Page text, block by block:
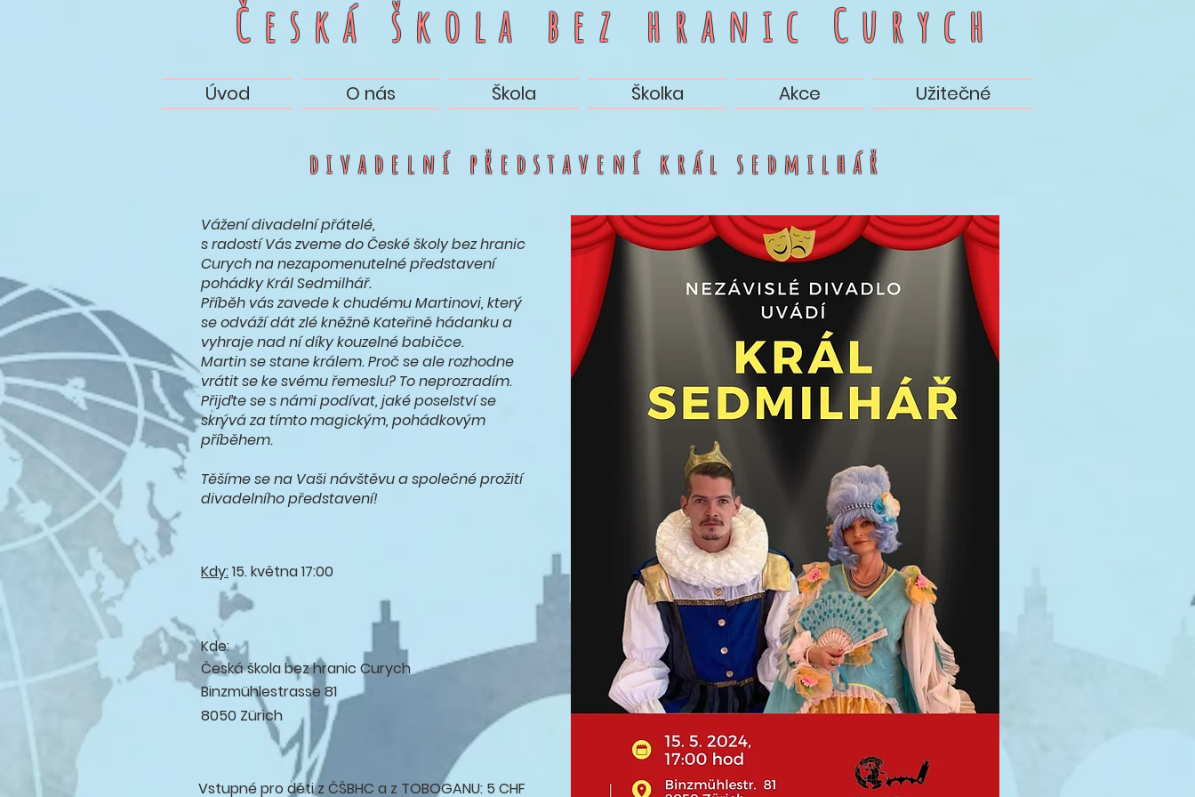
Česká škola bez hranic Curych
Úvod O nás Škola Školka Akce Užitečné
divadelní představení král sedmilhář
Vážení divadelní přátelé,
s radostí Vás zveme do České školy bez hranic
Curych na nezapomenutelné představení
pohádky Král Sedmilhář.
Příběh vás zavede k chudému Martinovi, který
se odváží dát zlé kněžně Kateřině hádanku a
vyhraje nad ní díky kouzelné babičce.
Martin se stane králem. Proč se ale rozhodne
vrátit se ke svému řemeslu? To neprozradím.
Přijďte se s námi podívat, jaké poselství se
skrývá za tímto magickým, pohádkovým
příběhem.
Těšíme se na Vaši návštěvu a společné prožití
divadelního představení!
Kdy:15. května17:00
Kde:
Česká škola bez hranic Curych
Binzmühlestrasse 81
8050 Zürich
Vstupné pro děti z ČŠBHC a z TOBOGANU: 5 CHF